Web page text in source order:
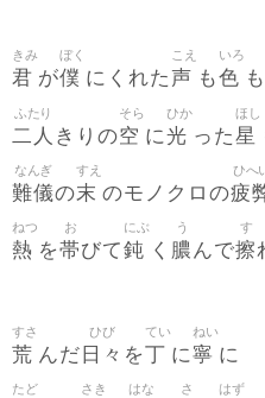
君
きみ
が僕
ぼく
にくれた声
こえ
も色
いろ
も
二人
ふたり
きりの空
そら
に光
ひか
った星
ほし
難儀
なんぎ
の末
すえ
のモノクロの疲
ひへ
熱
ねつ
を帯
お
びて鈍
にぶ
く 膿
う
んで擦
す
荒
すさ
んだ 日々
ひび
を丁
てい
に寧
ねい
に
たど さき はな さ はず